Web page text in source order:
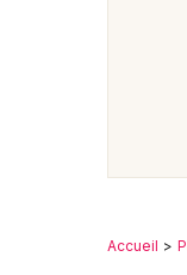
Accueil